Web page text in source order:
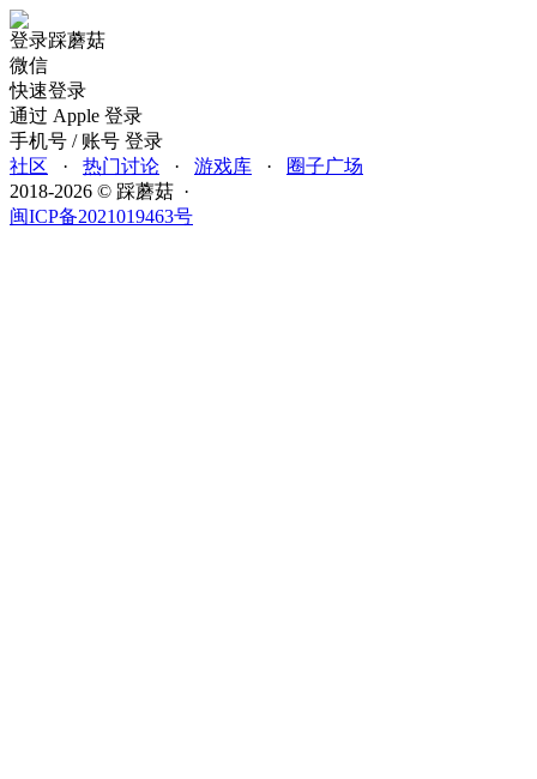
登录踩蘑菇
微信
快速登录
通过 Apple 登录
手机号 / 账号 登录
社区 · 热门讨论 · 游戏库 ·
圈子广场
2018-2026 © 踩蘑菇 ·
闽ICP备2021019463号